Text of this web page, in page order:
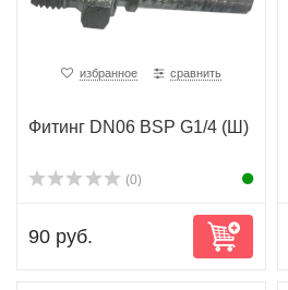
избранное сравнить
Фитинг DN06 BSP G1/4 (Ш)
(0)
90 руб.